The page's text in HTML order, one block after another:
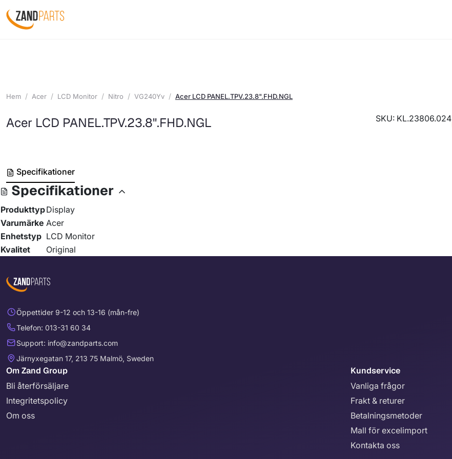
Hem Acer LCD Monitor Nitro VG240Yv Acer LCD PANEL.TPV.23.8".FHD.NGL
Acer LCD PANEL.TPV.23.8".FHD.NGL SKU: KL.23806.024
Specifikationer
Specifikationer
ProdukttypDisplay
Varumärke Acer
Enhetstyp LCD Monitor
Kvalitet
Original
Öppettider 9-12 och 13-16 (mån-fre)
Telefon: 013-31 60 34
Support: info@zandparts.com
Järnyxegatan 17, 213 75 Malmö, Sweden
Om Zand Group
Bli återförsäljare
Integritetspolicy
Om oss
Kundservice
Vanliga frågor
Frakt & returer
Betalningsmetoder
Mall för excelimport
Kontakta oss